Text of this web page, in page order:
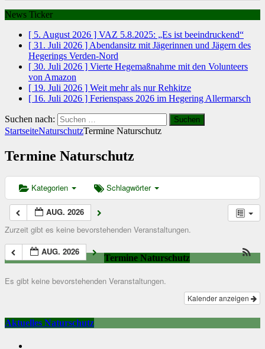
News Ticker
[ 5. August 2026 ] VAZ 5.8.2025: „Es ist beeindruckend“
[ 31. Juli 2026 ] Abendansitz mit Jägerinnen und Jägern des
Hegerings Verden-Nord
[ 30. Juli 2026 ] Vierte Hegemaßnahme mit den Volunteers
von Amazon
[ 19. Juli 2026 ] Weit mehr als nur Rehkitze
[ 16. Juli 2026 ] Ferienspass 2026 im Hegering Allermarsch
Suchen nach:
StartseiteNaturschutzTermine Naturschutz
Termine Naturschutz
Kategorien Schlagwörter
AUG. 2026
Zurzeit gibt es keine bevorstehenden Veranstaltungen.
AUG. 2026
Termine Naturschutz
Es gibt keine bevorstehenden Veranstaltungen.
Kalender anzeigen
Aktuelles Naturschutz